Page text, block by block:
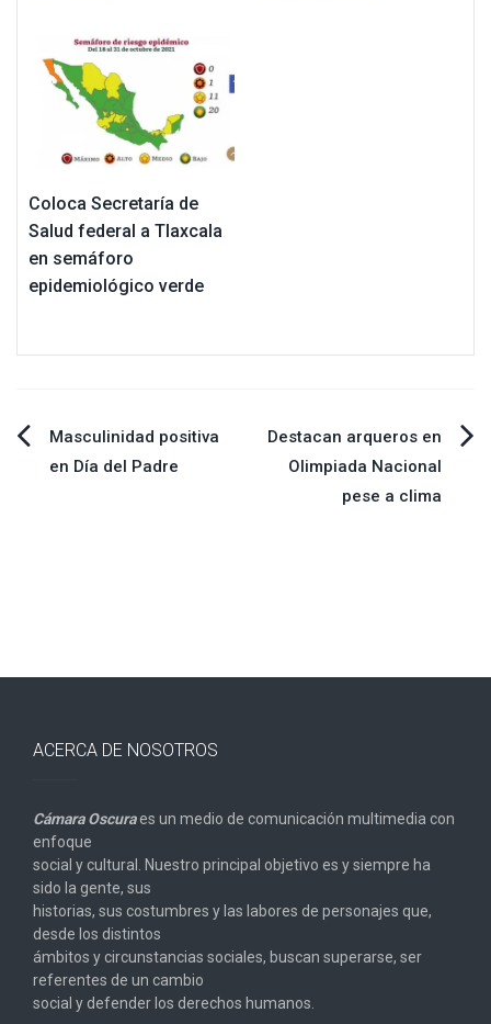
Coloca Secretaría de
Salud federal a Tlaxcala
en semáforo
epidemiológico verde
Navegación
Masculinidad positiva
en Día del Padre
Destacan arqueros en
Olimpiada Nacional
pese a clima
ACERCA DE NOSOTROS
Cámara Oscuraes un medio de comunicación multimedia con
enfoque
social y cultural. Nuestro principal objetivo es y siempre ha
sido la gente, sus
historias, sus costumbres y las labores de personajes que,
desde los distintos
ámbitos y circunstancias sociales, buscan superarse, ser
referentes de un cambio
social y defender los derechos humanos.